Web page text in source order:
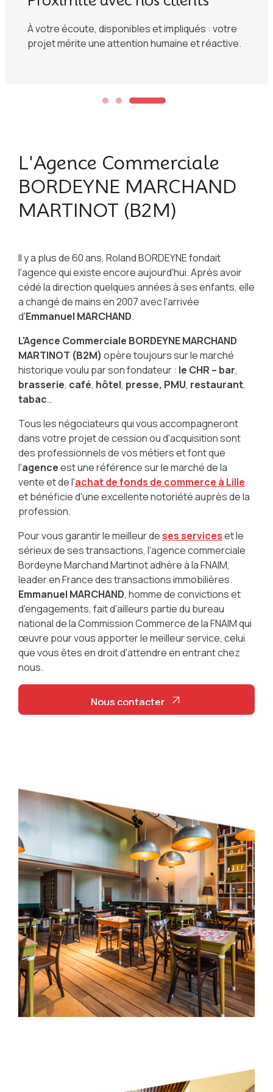
À votre écoute, disponibles et impliqués : votre
projet mérite une attention humaine et réactive.
L'Agence Commerciale
BORDEYNE MARCHAND
MARTINOT (B2M)
Il y a plus de 60 ans, Roland BORDEYNE fondait
l'agence qui existe encore aujourd'hui. Après avoir
cédé la direction quelques années à ses enfants, elle
a changé de mains en 2007 avec l'arrivée
d'Emmanuel MARCHAND.
L'Agence Commerciale BORDEYNE MARCHAND
MARTINOT (B2M) opère toujours sur le marché
historique voulu par son fondateur : le CHR – bar,
brasserie, café, hôtel, presse, PMU, restaurant,
tabac…
Tous les négociateurs qui vous accompagneront
dans votre projet de cession ou d'acquisition sont
des professionnels de vos métiers et font que
l'agenceest une référence sur le marché de la
vente et de l'achat de fonds de commerce à Lille
et bénéficie d'une excellente notoriété auprès de la
profession.
Pour vous garantir le meilleur deses serviceset le
sérieux de ses transactions, l'agence commerciale
Bordeyne Marchand Martinot adhère à la FNAIM,
leader en France des transactions immobilières.
Emmanuel MARCHAND, homme de convictions et
d'engagements, fait d'ailleurs partie du bureau
national de la Commission Commerce de la FNAIM qui
œuvre pour vous apporter le meilleur service, celui
que vous êtes en droit d'attendre en entrant chez
nous.
Nous contacter
Nous contacter